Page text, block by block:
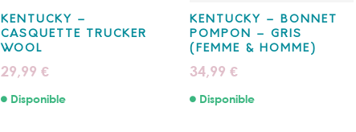
KENTUCKY –
CASQUETTE TRUCKER
WOOL
29,99 €
Disponible
KENTUCKY – BONNET
POMPON – GRIS
(FEMME & HOMME)
34,99 €
Disponible